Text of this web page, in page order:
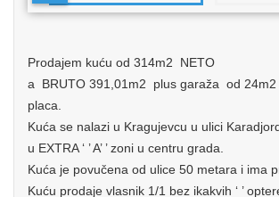
Prodajem kuću od 314m2 NETO
a BRUTO 391,01m2 plus garaža od 24m2
placa.
Kuća se nalazi u Kragujevcu u ulici
u EXTRA ‘ ’ A’ ’ zoni u centru grada.
Kuća je povučena od ulice 50 metara i ima
Kuću prodaje vlasnik 1/1 bez ikakvih ‘ ’